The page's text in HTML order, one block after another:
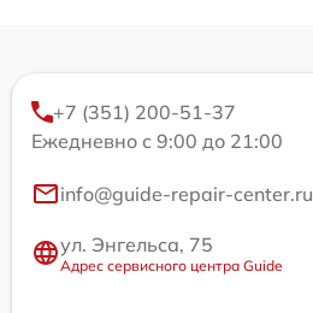
+7 (351) 200-51-37
Ежедневно с 9:00 до 21:00
info@guide-repair-center.ru
ул. Энгельса, 75
Адрес сервисного центра Guide